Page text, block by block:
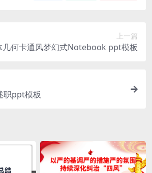
上一篇
几何卡通风梦幻式Notebook ppt模板
职ppt模板